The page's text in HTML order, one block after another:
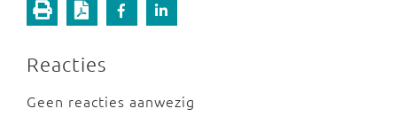
Reacties
Geen reacties aanwezig